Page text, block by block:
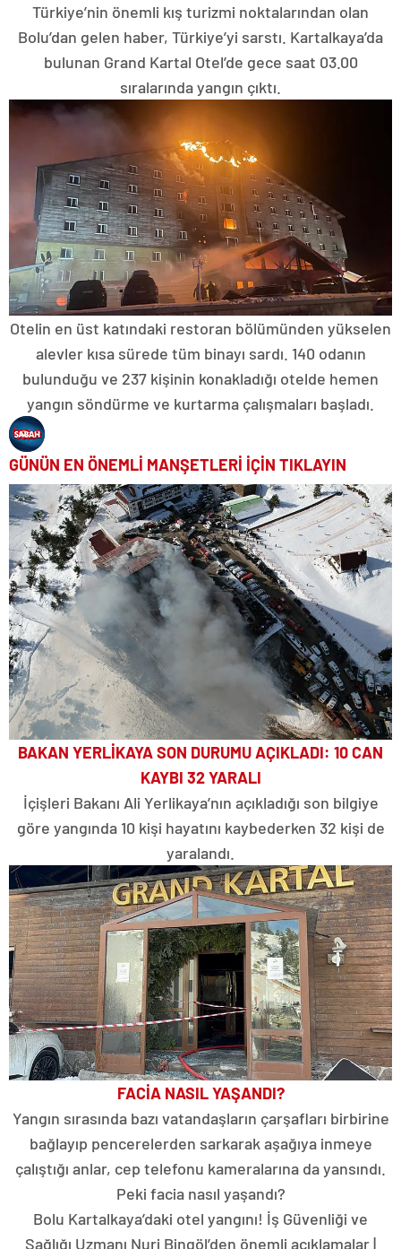
Türkiye’nin önemli kış turizmi noktalarından olan
Bolu’dan gelen haber, Türkiye’yi sarstı. Kartalkaya’da
bulunan Grand Kartal Otel’de gece saat 03.00
sıralarında yangın çıktı.
Otelin en üst katındaki restoran bölümünden yükselen
alevler kısa sürede tüm binayı sardı. 140 odanın
bulunduğu ve 237 kişinin konakladığı otelde hemen
yangın söndürme ve kurtarma çalışmaları başladı.
GÜNÜN EN ÖNEMLİ MANŞETLERİ İÇİN TIKLAYIN
BAKAN YERLİKAYA SON DURUMU AÇIKLADI: 10 CAN
KAYBI 32 YARALI
İçişleri Bakanı Ali Yerlikaya’nın açıkladığı son bilgiye
göre yangında 10 kişi hayatını kaybederken 32 kişi de
yaralandı.
FACİA NASIL YAŞANDI?
Yangın sırasında bazı vatandaşların çarşafları birbirine
bağlayıp pencerelerden sarkarak aşağıya inmeye
çalıştığı anlar, cep telefonu kameralarına da yansındı.
Peki facia nasıl yaşandı?
Bolu Kartalkaya’daki otel yangını! İş Güvenliği ve
Sağlığı Uzmanı Nuri Bingöl’den önemli açıklamalar |